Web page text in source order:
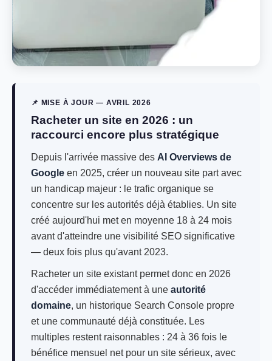
📌 MISE À JOUR — AVRIL 2026
Racheter un site en 2026 : un
raccourci encore plus stratégique
Depuis l'arrivée massive des AI Overviews de
Google en 2025, créer un nouveau site part avec
un handicap majeur : le trafic organique se
concentre sur les autorités déjà établies. Un site
créé aujourd'hui met en moyenne 18 à 24 mois
avant d'atteindre une visibilité SEO significative
— deux fois plus qu'avant 2023.
Racheter un site existant permet donc en 2026
d'accéder immédiatement à une autorité
domaine, un historique Search Console propre
et une communauté déjà constituée. Les
multiples restent raisonnables : 24 à 36 fois le
bénéfice mensuel net pour un site sérieux, avec